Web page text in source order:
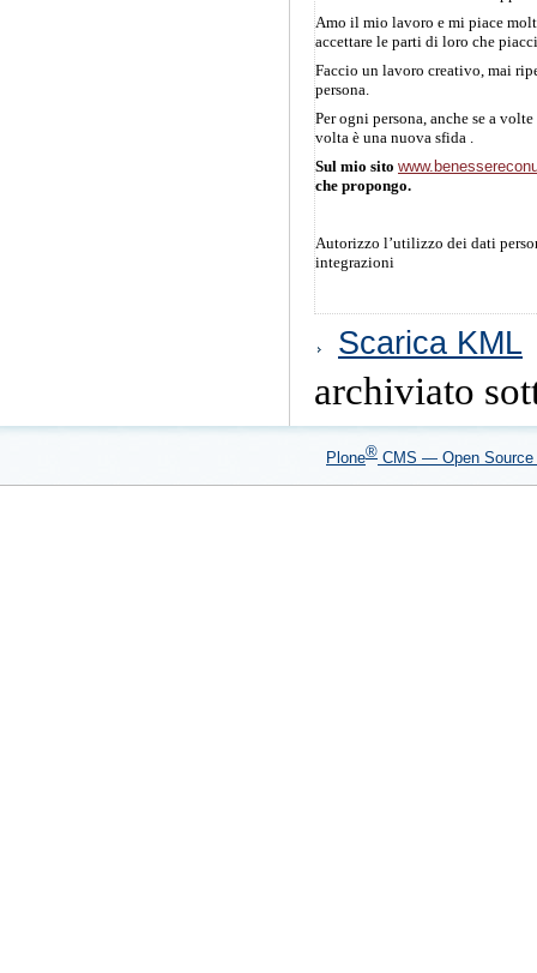
Amo il mio lavoro e mi piace
accettare le parti di loro che
Faccio un lavoro creativo, mai
persona.
Per ogni persona, anche se a
volta è una nuova sfida .
Sul mio sito
che propongo.
Autorizzo l’utilizzo dei dati
integrazioni
documento
Scarica KML
archiviato
Plone® CMS — Open Source